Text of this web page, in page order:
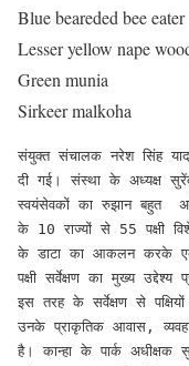
Blue beareded bee eater
Lesser yellow nape
Green munia
Sirkeer malkoha
संयुक्त संचालक नरेश सिंह यादव
दी गई। संस्था के अध्यक्ष
स्वयंसेवकों का रुझान बहुत
के 10 राज्यों से 55 पक्षी
के डाटा का आकलन करके एक
पक्षी सर्वेक्षण का मुख्य
इस तरह के सर्वेक्षण से
उनके प्राकृतिक आवास,
है। कान्हा के पार्क अधीक्षक